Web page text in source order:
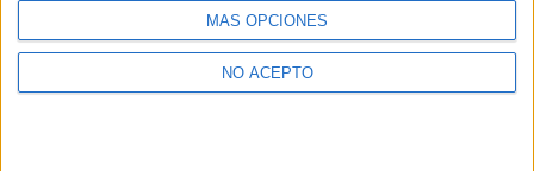
MÁS OPCIONES
NO ACEPTO